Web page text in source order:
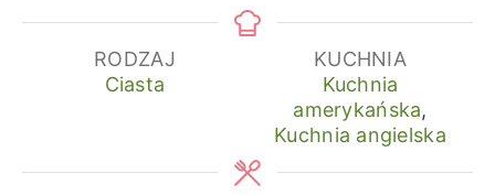
RODZAJ
Ciasta
KUCHNIA
Kuchnia
amerykańska,
Kuchnia angielska